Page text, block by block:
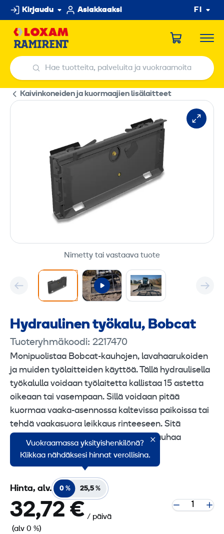
Hyppää
sisältöön
Kirjaudu Asiakkaaksi FI
Hae tuotteita, palveluita ja vuokraamoita
Hae tuotteita, palveluita ja vuokraamoita
Kaivinkoneiden ja kuormaajien lisälaitteet
Nimetty tai vastaava tuote
Hydraulinen työkalu, Bobcat
Tuoteryhmäkoodi: 2217470
Monipuolistaa Bobcat-kauhojen, lavahaarukoiden
ja muiden työlaitteiden käyttöä. Tällä hydraulisella
työkalulla voidaan työlaitetta kallistaa 15 astetta
oikeaan tai vasempaan. Sillä voidaan pitää
kuormaa vaaka-asennossa kaltevissa paikoissa tai
tehdä vaakasuora leikkaus rinteeseen. Sitä
voidaan käyttää myös ojien tekoon kauhaa
kallistaen.
Vuokraamassa yksityishenkilönä?
Klikkaa nähdäksesi hinnat verollisina.
Hinta, alv. 0 % 25,5 %
32,72 € / päivä
(alv 0 %)